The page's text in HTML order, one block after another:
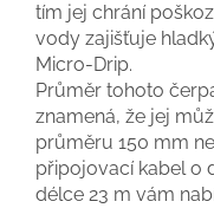
tím jej chrání
vody zajišťuje
Micro-Drip.
Průměr tohoto
znamená, že jej
průměru 150 mm
připojovací kabel o
délce 23 m vám